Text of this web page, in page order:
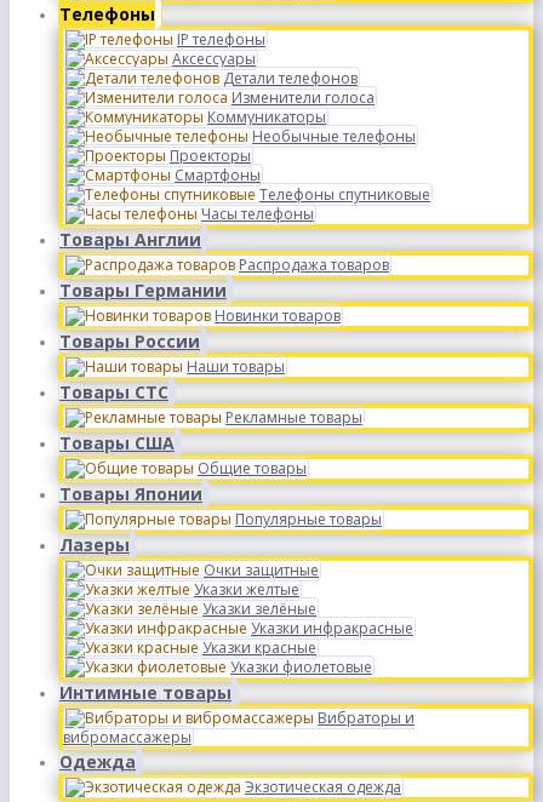
Телефоны
IP телефоны
Аксессуары
Детали телефонов
Изменители голоса
Коммуникаторы
Необычные телефоны
Проекторы
Смартфоны
Телефоны спутниковые
Часы телефоны
Товары Англии
Распродажа товаров
Товары Германии
Новинки товаров
Товары России
Наши товары
Товары СТС
Рекламные товары
Товары США
Общие товары
Товары Японии
Популярные товары
Лазеры
Очки защитные
Указки желтые
Указки зелёные
Указки инфракрасные
Указки красные
Указки фиолетовые
Интимные товары
Вибраторы и
вибромассажеры
Одежда
Экзотическая одежда